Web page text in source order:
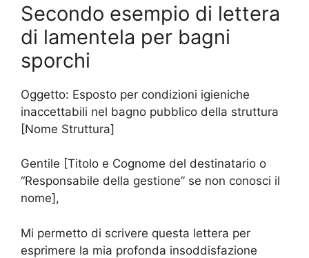
Secondo esempio di lettera
di lamentela per bagni
sporchi
Oggetto: Esposto per condizioni igieniche
inaccettabili nel bagno pubblico della struttura
[Nome Struttura]
Gentile [Titolo e Cognome del destinatario o
“Responsabile della gestione” se non conosci il
nome],
Mi permetto di scrivere questa lettera per
esprimere la mia profonda insoddisfazione